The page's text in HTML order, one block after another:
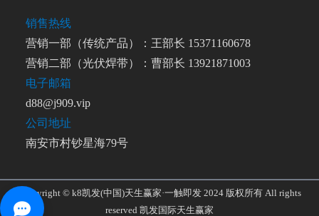
销售热线
营销一部（传统产品）：王部长 15371160678
营销二部（光伏焊带）：曹部长 13921871003
电子邮箱
d88@j909.vip
公司地址
南安市村钞星海79号
Copyright © k8凯发(中国)天生赢家·一触即发 2024 版权所有 All rights
reserved 凯发国际天生赢家